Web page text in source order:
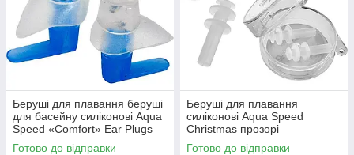
Беруші для плавання беруші
для басейну силіконові Aqua
Speed «Comfort» Ear Plugs
прозорі
Готово до відправки
Беруші для плавання
силіконові Aqua Speed
Christmas прозорі
Готово до відправки